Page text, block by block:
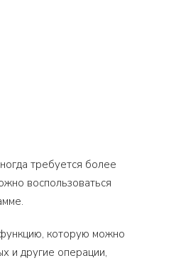
требуется более
воспользоваться
которую можно
и другие операции,